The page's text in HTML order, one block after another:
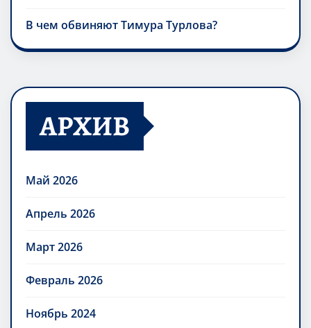
В чем обвиняют Тимура Турлова?
АРХИВ
Май 2026
Апрель 2026
Март 2026
Февраль 2026
Ноябрь 2024